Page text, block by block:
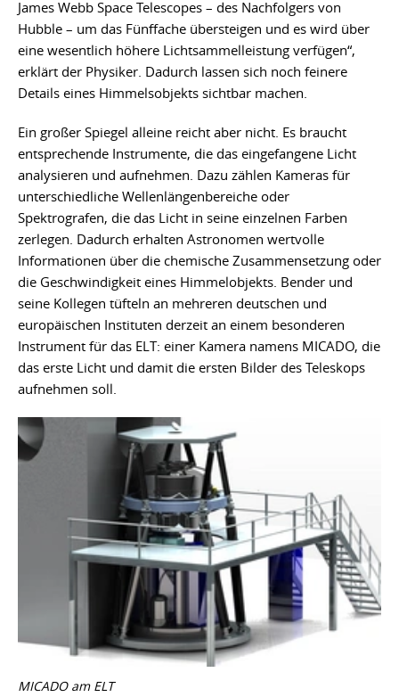
James Webb Space Telescopes – des Nachfolgers von
Hubble – um das Fünffache übersteigen und es wird über
eine wesentlich höhere Lichtsammelleistung verfügen“,
erklärt der Physiker. Dadurch lassen sich noch feinere
Details eines Himmelsobjekts sichtbar machen.
Ein großer Spiegel alleine reicht aber nicht. Es braucht
entsprechende Instrumente, die das eingefangene Licht
analysieren und aufnehmen. Dazu zählen Kameras für
unterschiedliche Wellenlängenbereiche oder
Spektrografen, die das Licht in seine einzelnen Farben
zerlegen. Dadurch erhalten Astronomen wertvolle
Informationen über die chemische Zusammensetzung oder
die Geschwindigkeit eines Himmelobjekts. Bender und
seine Kollegen tüfteln an mehreren deutschen und
europäischen Instituten derzeit an einem besonderen
Instrument für das ELT: einer Kamera namens MICADO, die
das erste Licht und damit die ersten Bilder des Teleskops
aufnehmen soll.
MICADO am ELT